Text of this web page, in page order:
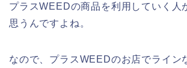
プラスWEEDの商品を利用していく人
思うんですよね。
なので、プラスWEEDのお店でライン